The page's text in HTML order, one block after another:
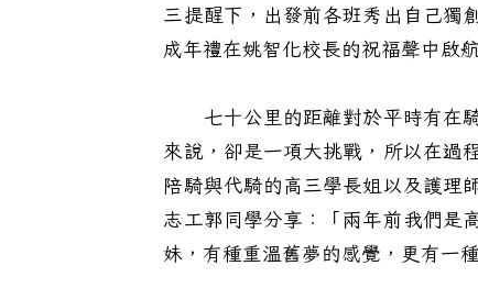
三提醒下，出發前各班秀出自己獨
成年禮在姚智化校長的祝福聲中啟航
七十公里的距離對於平時有在騎
來說，卻是一項大挑戰，所以在過
陪騎與代騎的高三學長姐以及護理
志工郭同學分享：「兩年前我們是
妹，有種重溫舊夢的感覺，更有一